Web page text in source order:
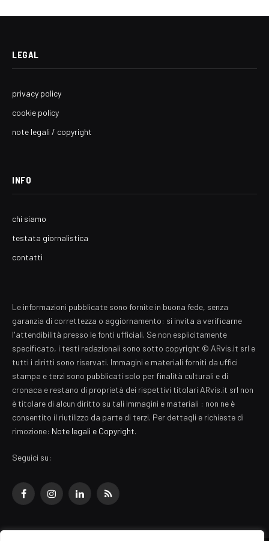
LEGAL
privacy policy
cookie policy
note legali / copyright
INFO
chi siamo
testata giornalistica
contatti
Le informazioni pubblicate sono fornite in buona fede, senza
garanzia di correttezza o aggiornamento: si invita a verificarne
l'attendibilità presso le fonti ufficiali. Se non esplicitamente
specificato, i testi redazionali sono sotto copyright © ARvis.it srl e
tutti i diritti sono riservati. Immagini e materiali forniti da uffici
stampa e terzi sono pubblicati solo per finalità culturali e di
cronaca e restano di proprietà dei rispettivi titolari ARvis.it srl non
è titolare di alcun diritto su tali immagini e materiali : non ne è
consentito il riutilizzo da parte di terzi. Per dettagli e richieste di
rimozione: Note legali e Copyright.
Seguici su:
FacebookInstagramLinkedInRSS